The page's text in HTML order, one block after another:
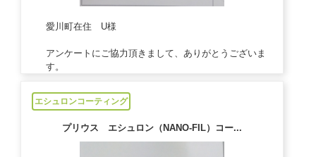
愛川町在住 U様
アンケートにご協力頂きまして、ありがとうございま
す。
エシュロンコーティング
プリウス エシュロン（NANO-FIL）コー...